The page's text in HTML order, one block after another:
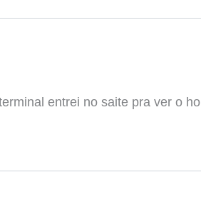
entrei no saite pra ver o